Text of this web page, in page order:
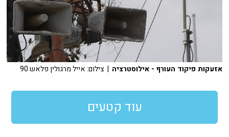
אזעקות פיקוד העורף - אילוסטרציה | צילום: אייל מרגולין פלאש 90
עוד קטעים